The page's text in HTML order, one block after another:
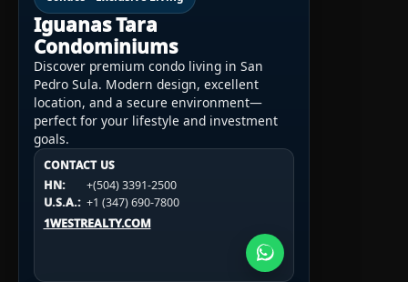
Iguanas Tara
Condominiums
Discover premium condo living in San
Pedro Sula. Modern design, excellent
location, and a secure environment—
perfect for your lifestyle and investment
goals.
CONTACT US
HN:
+(504) 3391-2500
U.S.A.: +1 (347) 690-7800
1WESTREALTY.COM
CONTACT US
HN:
+(504) 3391-2500
U.S.A.:
+1 (984) 246-2100
1WESTREALTY.COM
CONTACT US
HN:
+(504) 3391-2500
U.S.A.: +1 (984) 246-2100
1WESTREALTY.COM